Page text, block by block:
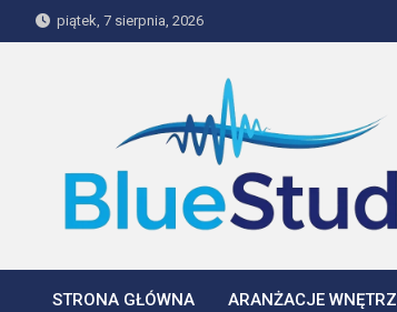
to
piątek, 7 sierpnia, 2026
BlueStudio
STRONA GŁÓWNA ARANŻACJE WNĘTRZ